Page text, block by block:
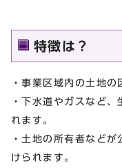
特徴は？
・事業区域内の土地の
・下水道やガスなど
れます。
・土地の所有者など
けられます。